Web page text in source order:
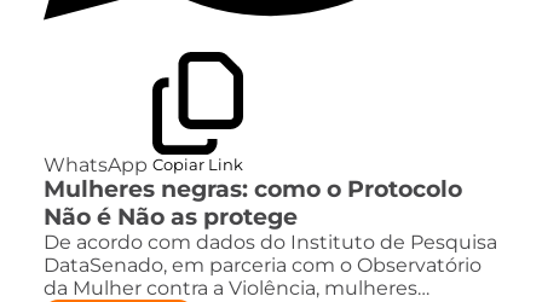
WhatsApp Copiar Link
Mulheres negras: como o Protocolo
Não é Não as protege
De acordo com dados do Instituto de Pesquisa
DataSenado, em parceria com o Observatório
da Mulher contra a Violência, mulheres…